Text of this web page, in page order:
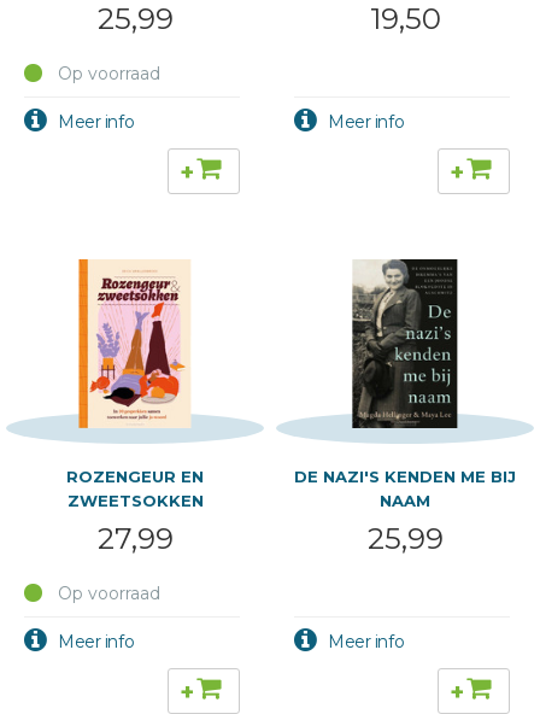
25,99
Op voorraad
+
19,50
+
ROZENGEUR EN
ZWEETSOKKEN
27,99
Op voorraad
+
DE NAZI'S KENDEN ME BIJ
NAAM
25,99
+